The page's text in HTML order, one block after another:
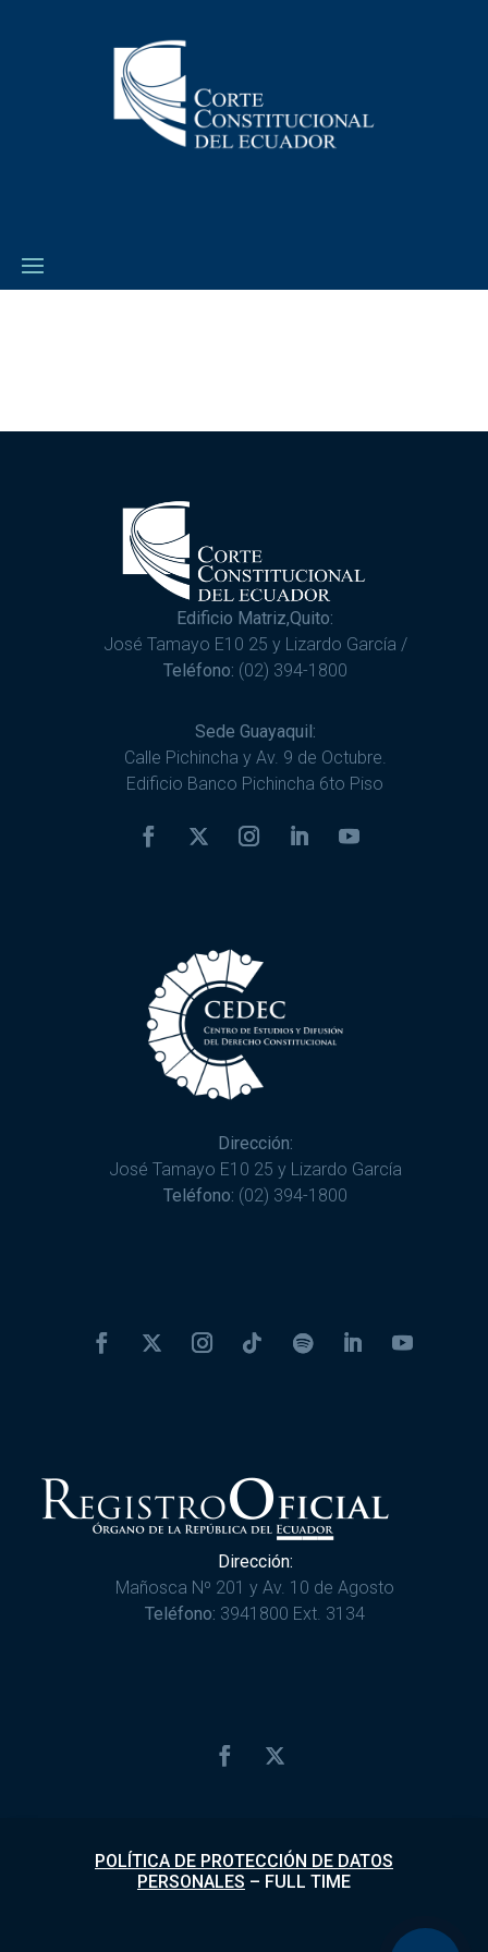
Edificio Matriz,Quito:
José Tamayo E10 25 y Lizardo García /
Teléfono: (02) 394-1800
Sede Guayaquil:
Calle Pichincha y Av. 9 de Octubre.
Edificio Banco Pichincha 6to Piso
Dirección:
José Tamayo E10 25 y Lizardo García
Teléfono: (02) 394-1800
Dirección:
Mañosca Nº 201 y Av. 10 de Agosto
Teléfono: 3941800 Ext. 3134
POLÍTICA DE PROTECCIÓN DE DATOS
PERSONALES – FULL TIME